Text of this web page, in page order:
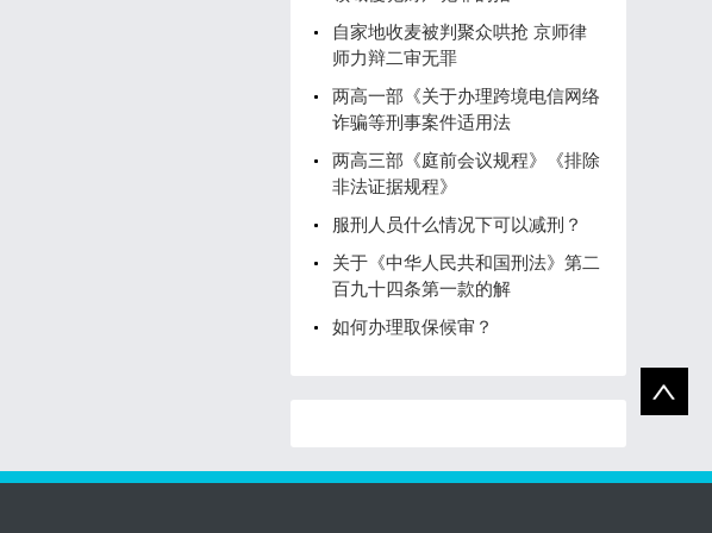
自家地收麦被判聚众哄抢 京师律
师力辩二审无罪
两高一部《关于办理跨境电信网络
诈骗等刑事案件适用法
两高三部《庭前会议规程》《排除
非法证据规程》
服刑人员什么情况下可以减刑？
关于《中华人民共和国刑法》第二
百九十四条第一款的解
如何办理取保候审？